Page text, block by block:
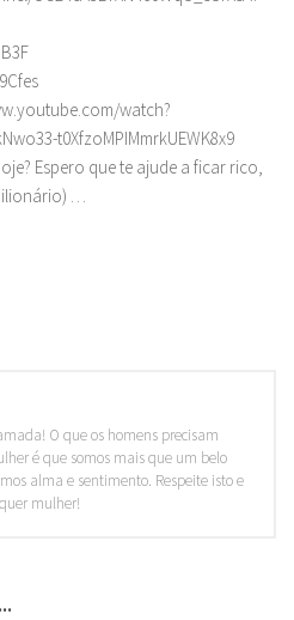
watch?
t0XfzoMPIMmrkUEWK8x9
Espero que te ajude a ficar rico,
…
O que os homens precisam
é que somos mais que um belo
alma e sentimento. Respeite isto e
mulher!